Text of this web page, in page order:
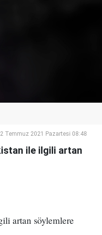
Temmuz 2021 Pazartesi 08:48
ile ilgili artan
artan söylemlere